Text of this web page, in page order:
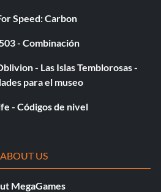
Speed: Carbon
- Combinación
- Las Islas Temblorosas -
para el museo
- Códigos de nivel
ABOUT US
MegaGames